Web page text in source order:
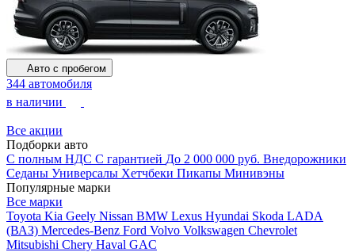
Авто с пробегом
344 автомобиля
в наличии
Все акции
Подборки авто
С полным НДС С гарантией До 2 000 000 руб. Внедорожники
Седаны Универсалы Хетчбеки Пикапы Минивэны
Популярные марки
Все марки
Toyota Kia Geely Nissan BMW Lexus Hyundai Skoda LADA
(ВАЗ) Mercedes-Benz Ford Volvo Volkswagen Chevrolet
Mitsubishi Chery Haval GAC